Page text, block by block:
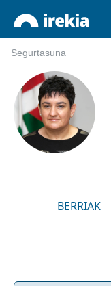
Segurtasuna
BERRIAK